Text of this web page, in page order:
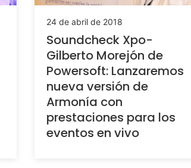
24 de abril de 2018
Soundcheck Xpo-
Gilberto Morejón de
Powersoft: Lanzaremos
nueva versión de
Armonía con
prestaciones para los
eventos en vivo